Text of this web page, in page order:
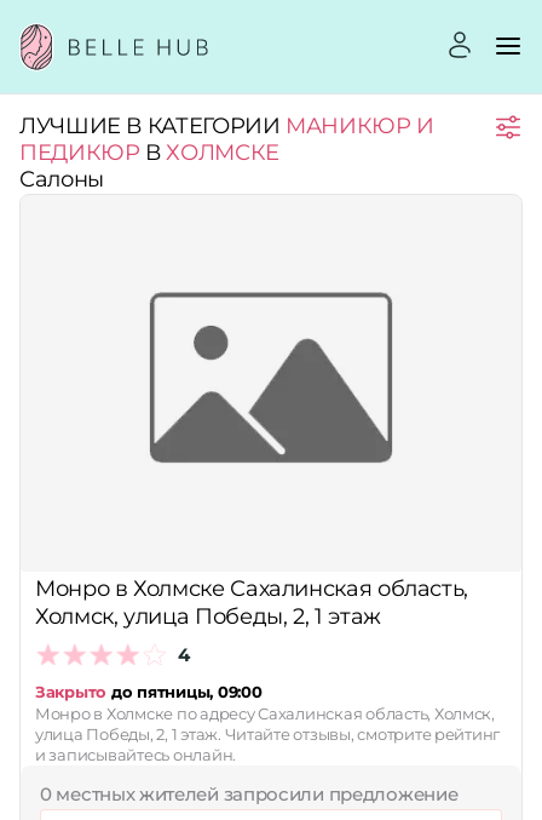
Город:
Принимает сертификаты
Применить
ЛУЧШИЕ В КАТЕГОРИИ МАНИКЮР И
ПЕДИКЮР ВХОЛМСКЕ
Салоны
Монро в Холмске Сахалинская область,
Холмск, улица Победы, 2, 1 этаж
4
Закрыто до пятницы, 09:00
Монро в Холмске по адресу Сахалинская область, Холмск,
улица Победы, 2, 1 этаж. Читайте отзывы, смотрите рейтинг
и записывайтесь онлайн.
0 местных жителей запросили предложение